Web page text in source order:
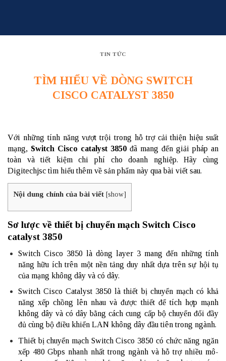
TIN TỨC
TÌM HIỂU VỀ DÒNG SWITCH
CISCO CATALYST 3850
Với những tính năng vượt trội trong hỗ trợ cải thiện hiệu suất
mạng, Switch Cisco catalyst 3850 đã mang đến giải pháp an
toàn và tiết kiệm chi phí cho doanh nghiệp. Hãy cùng
Digitechjsc tìm hiểu thêm về sản phẩm này qua bài viết sau.
Nội dung chính của bài viết [show]
Sơ lược về thiết bị chuyển mạch Switch Cisco
catalyst 3850
Switch Cisco 3850 là dòng layer 3 mang đến những tính
năng hữu ích trên một nền tảng duy nhất dựa trên sự hội tụ
của mạng không dây và có dây.
Switch Cisco Catalyst 3850 là thiết bị chuyển mạch có khả
năng xếp chồng lên nhau và được thiết để tích hợp mạnh
không dây và có dây bằng cách cung cấp bộ chuyển đổi đầy
đủ cùng bộ điều khiển LAN không dây đầu tiên trong ngành.
Thiết bị chuyển mạch Switch Cisco 3850 có chức năng ngăn
xếp 480 Gbps nhanh nhất trong ngành và hỗ trợ nhiều mô-